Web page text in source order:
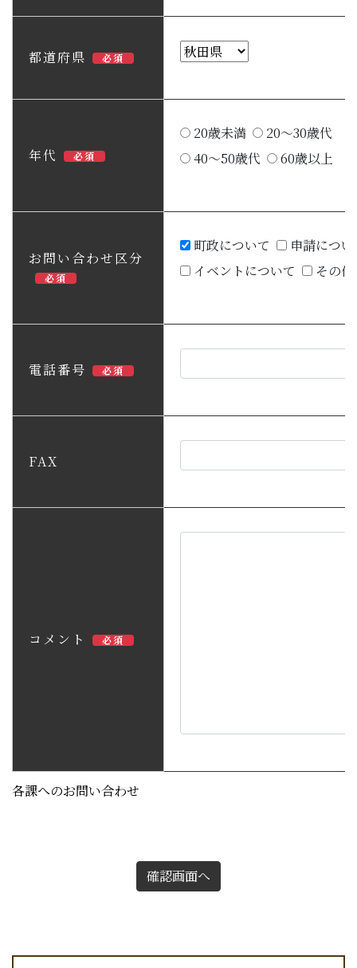
各課へのお問い合わせ
都道府県 必須
年代 必須
20歳未満
20～30歳代
40～50歳代
60歳以上
お問い合わせ区分
必須
町政について
申請につ
イベントについて
その他
電話番号 必須
FAX
コメント 必須
確認画面へ